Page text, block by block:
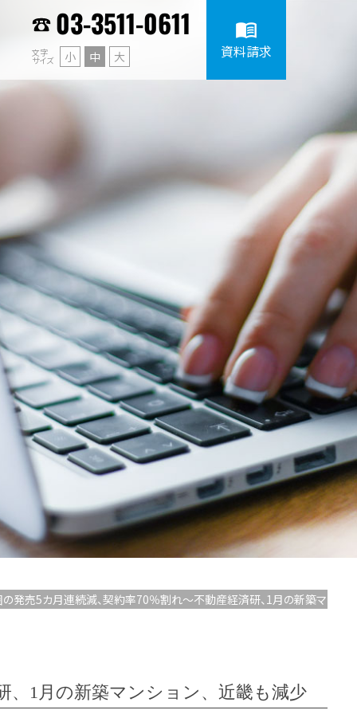
03-3511-0611
文字
サイズ 小 中 大
menu_book
資料請求
発売5カ月連続減、契約率70％割れ～不動産経済研、1月の新築マンショ
、1月の新築マンション、近畿も減少